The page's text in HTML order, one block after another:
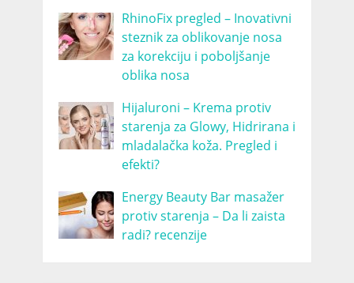
RhinoFix pregled – Inovativni
steznik za oblikovanje nosa
za korekciju i poboljšanje
oblika nosa
Hijaluroni – Krema protiv
starenja za Glowy, Hidrirana i
mladalačka koža. Pregled i
efekti?
Energy Beauty Bar masažer
protiv starenja – Da li zaista
radi? recenzije